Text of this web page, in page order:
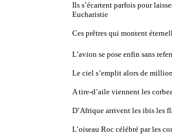
Ils s’écartent parfois pour
Eucharistie
Ces prêtres qui montent
L’avion se pose enfin sans
Le ciel s’emplit alors de
A tire-d’aile viennent les
D’Afrique arrivent les ibis les
L’oiseau Roc célébré par les